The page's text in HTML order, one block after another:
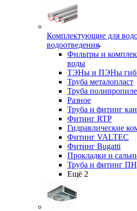
Комплектующие для
водоотведения
Фильтры и
воды
ТЭНы и ПЭНы
Труба металопласт
Труба
Разное
Труба и фитинг
Фитинг RTP
Гидравлические
Фитинг VALTEC
Фитинг Bugatti
Прокладки и
Труба и фитинг
Ещё 2